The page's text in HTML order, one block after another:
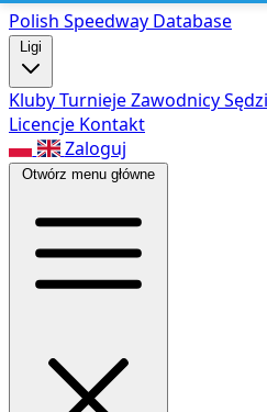
Polish Speedway Database
Ligi
KlubyTurniejeZawodnicy
Licencje Kontakt
Zaloguj
Otwórz menu główne